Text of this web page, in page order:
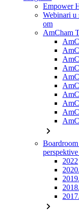
Empower
Webinari u
om
AmCham
chevron_right
2022
chevron_right